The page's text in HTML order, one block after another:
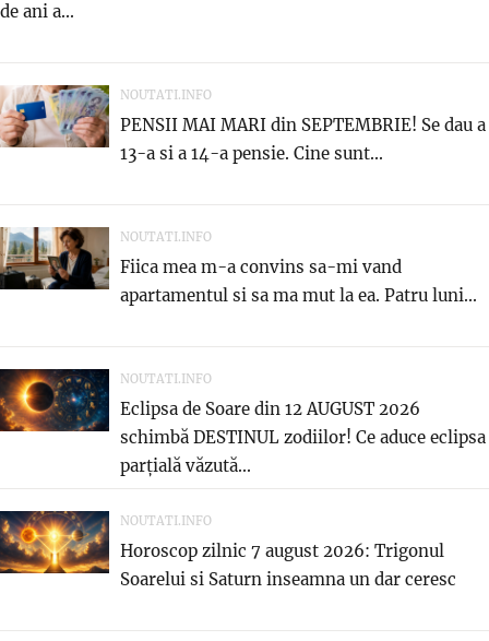
de ani a...
NOUTATI.INFO
PENSII MAI MARI din SEPTEMBRIE! Se dau a
13-a si a 14-a pensie. Cine sunt...
NOUTATI.INFO
Fiica mea m-a convins sa-mi vand
apartamentul si sa ma mut la ea. Patru luni...
NOUTATI.INFO
Eclipsa de Soare din 12 AUGUST 2026
schimbă DESTINUL zodiilor! Ce aduce eclipsa
parțială văzută...
NOUTATI.INFO
Horoscop zilnic 7 august 2026: Trigonul
Soarelui si Saturn inseamna un dar ceresc